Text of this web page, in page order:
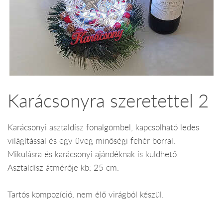
Karácsonyra szeretettel 2
Karácsonyi asztaldísz fonalgömbel, kapcsolható ledes
világítással és egy üveg minőségi fehér borral.
Mikulásra és karácsonyi ajándéknak is küldhető.
Asztaldísz átmérője kb: 25 cm.
Tartós kompozíció, nem élő virágból készül.